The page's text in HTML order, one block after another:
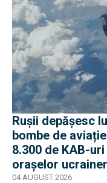
Rușii depășesc
bombe de
8.300 de KAB-
orașelor
04 AUGUST 2026